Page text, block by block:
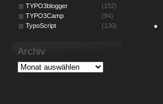
TYPO3blogger
(152)
TYPO3Camp
(94)
TypoScript
(130)
Archiv